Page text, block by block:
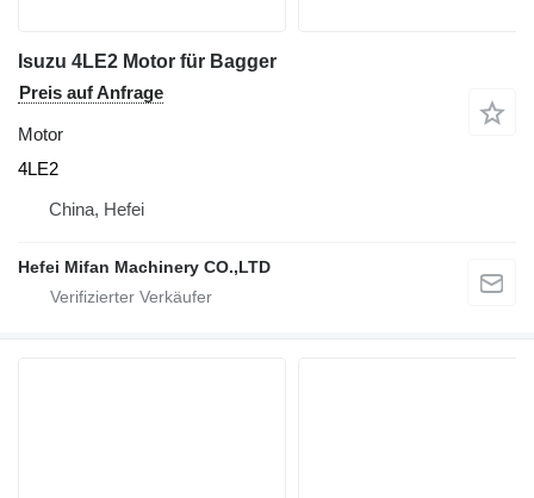
Isuzu 4LE2 Motor für Bagger
Preis auf Anfrage
Motor
4LE2
China, Hefei
Hefei Mifan Machinery CO.,LTD